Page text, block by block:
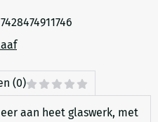
7428474911746
(0)
aan heet glaswerk, met